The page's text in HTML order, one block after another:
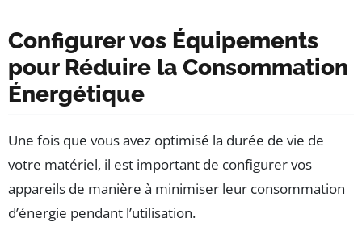
Configurer vos Équipements
pour Réduire la Consommation
Énergétique
Une fois que vous avez optimisé la durée de vie de
votre matériel, il est important de configurer vos
appareils de manière à minimiser leur consommation
d’énergie pendant l’utilisation.